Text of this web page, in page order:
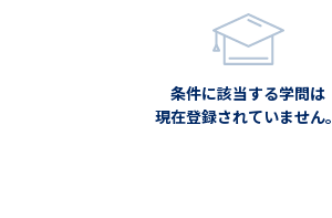
大学・短大以外の資料から請求
条件に該当する学問は
現在登録されていません。